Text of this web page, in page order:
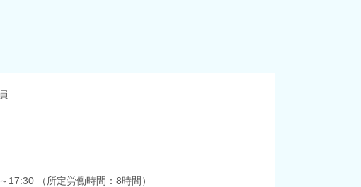
17:30 （所定労働時間：8時間）